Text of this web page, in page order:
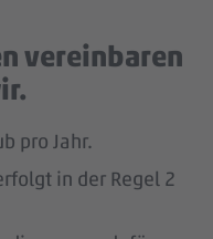
vereinbaren
pro Jahr.
in der Regel 2